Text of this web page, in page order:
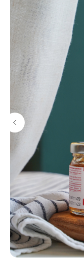
Сыры
Мясная продукция
Гастрономия
Сырные тарелки
Подарочные наборы
Аксессуары
Вино, сидры, пиво
Наборы для пикника
Подарочные сертификаты
КАТАЛОГ
Доставка
Оформление заказа
Нарезка сыра
Возврат
КЛИЕНТАМ